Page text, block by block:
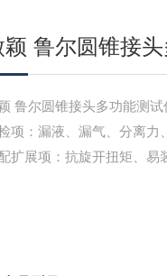
颖 鲁尔圆锥接
傲颖 鲁尔圆锥接头多功能测
项‌：漏液、漏气、分离力
扩展项‌：抗旋开扭矩、易